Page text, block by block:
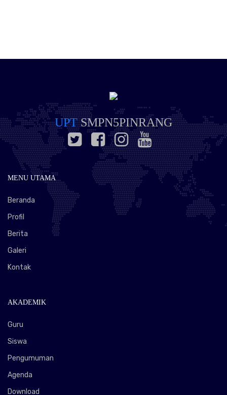
UPTSMPN5PINRANG
MENU UTAMA
Beranda
Profil
Berita
Galeri
Kontak
AKADEMIK
Guru
Siswa
Pengumuman
Agenda
Download